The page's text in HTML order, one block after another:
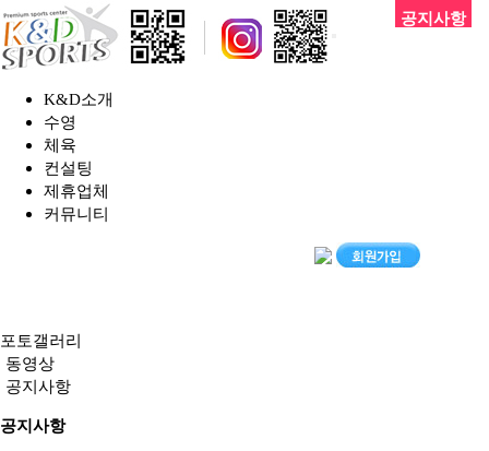
K&D소개
수영
체육
컨설팅
제휴업체
커뮤니티
포토갤러리
동영상
공지사항
공지사항
공지사항